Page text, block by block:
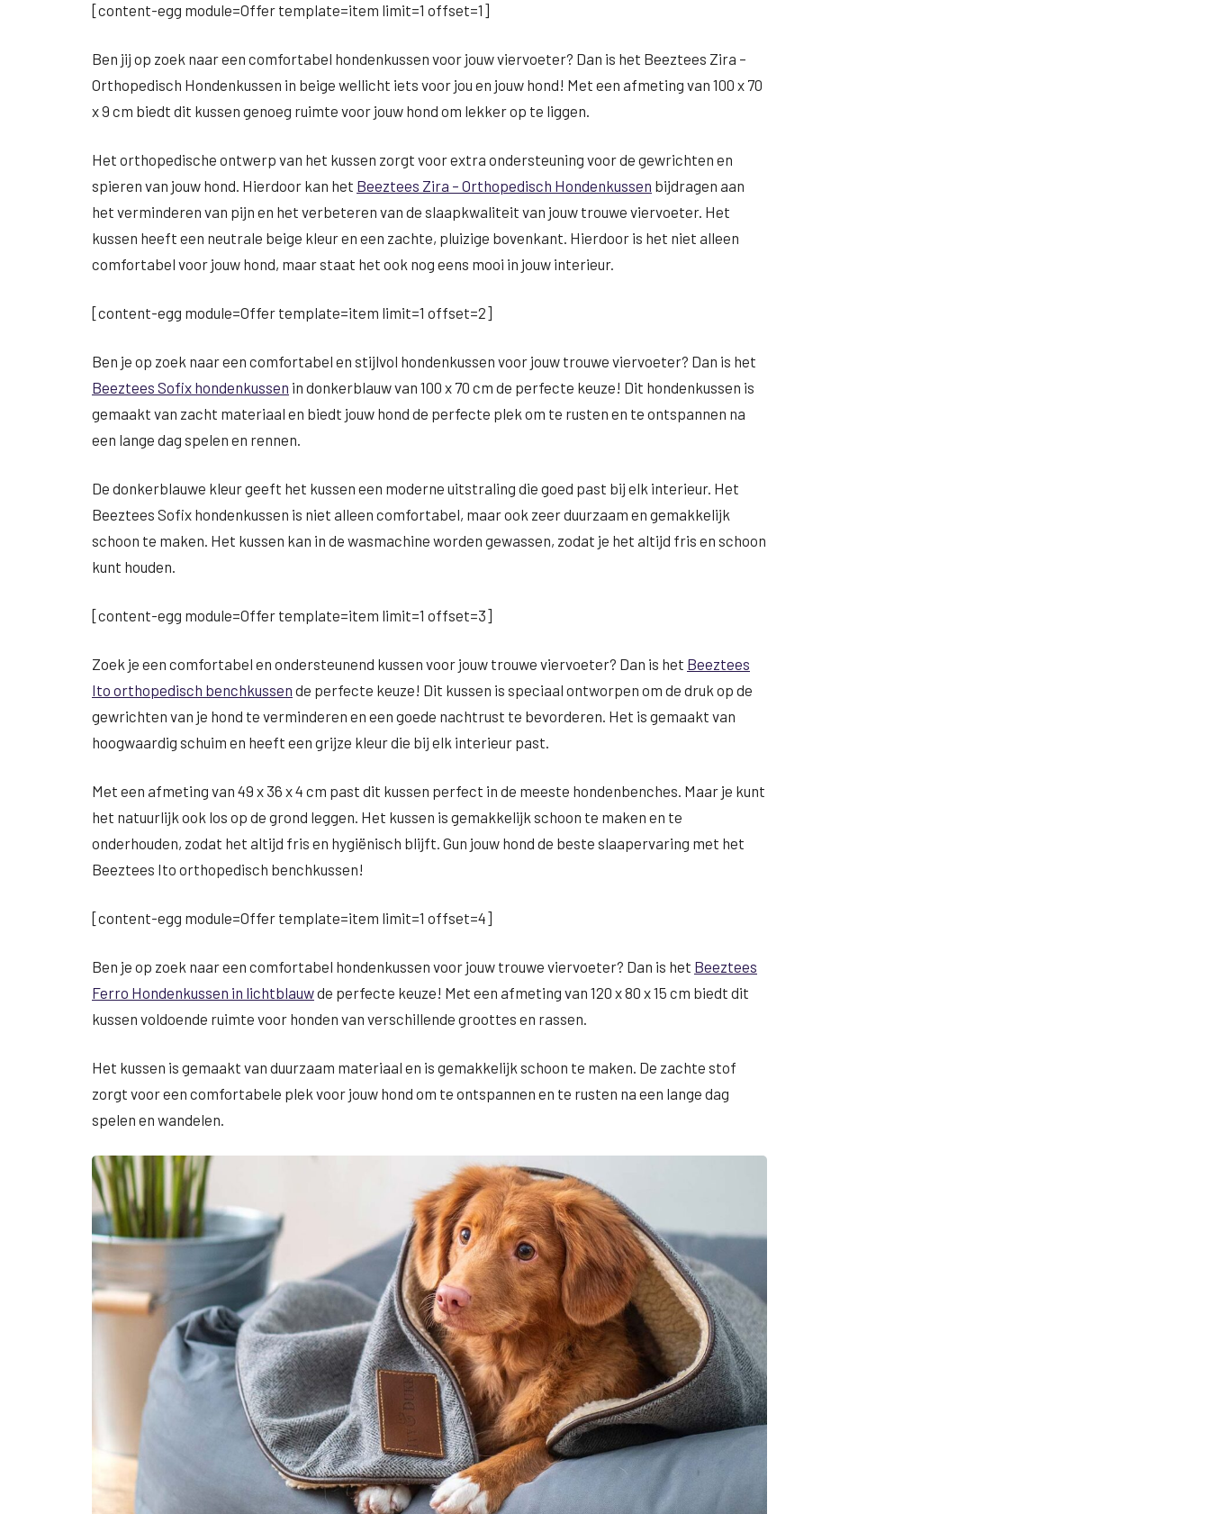
[content-egg module=Offer template=item limit=1 offset=1]
Ben jij op zoek naar een comfortabel hondenkussen voor jouw viervoeter? Dan is het Beeztees Zira –
Orthopedisch Hondenkussen in beige wellicht iets voor jou en jouw hond! Met een afmeting van 100 x 70
x 9 cm biedt dit kussen genoeg ruimte voor jouw hond om lekker op te liggen.
Het orthopedische ontwerp van het kussen zorgt voor extra ondersteuning voor de gewrichten en
spieren van jouw hond. Hierdoor kan het Beeztees Zira – Orthopedisch Hondenkussen bijdragen aan
het verminderen van pijn en het verbeteren van de slaapkwaliteit van jouw trouwe viervoeter. Het
kussen heeft een neutrale beige kleur en een zachte, pluizige bovenkant. Hierdoor is het niet alleen
comfortabel voor jouw hond, maar staat het ook nog eens mooi in jouw interieur.
[content-egg module=Offer template=item limit=1 offset=2]
Ben je op zoek naar een comfortabel en stijlvol hondenkussen voor jouw trouwe viervoeter? Dan is het
Beeztees Sofix hondenkussen in donkerblauw van 100 x 70 cm de perfecte keuze! Dit hondenkussen is
gemaakt van zacht materiaal en biedt jouw hond de perfecte plek om te rusten en te ontspannen na
een lange dag spelen en rennen.
De donkerblauwe kleur geeft het kussen een moderne uitstraling die goed past bij elk interieur. Het
Beeztees Sofix hondenkussen is niet alleen comfortabel, maar ook zeer duurzaam en gemakkelijk
schoon te maken. Het kussen kan in de wasmachine worden gewassen, zodat je het altijd fris en schoon
kunt houden.
[content-egg module=Offer template=item limit=1 offset=3]
Zoek je een comfortabel en ondersteunend kussen voor jouw trouwe viervoeter? Dan is het Beeztees
Ito orthopedisch benchkussen de perfecte keuze! Dit kussen is speciaal ontworpen om de druk op de
gewrichten van je hond te verminderen en een goede nachtrust te bevorderen. Het is gemaakt van
hoogwaardig schuim en heeft een grijze kleur die bij elk interieur past.
Met een afmeting van 49 x 36 x 4 cm past dit kussen perfect in de meeste hondenbenches. Maar je kunt
het natuurlijk ook los op de grond leggen. Het kussen is gemakkelijk schoon te maken en te
onderhouden, zodat het altijd fris en hygiënisch blijft. Gun jouw hond de beste slaapervaring met het
Beeztees Ito orthopedisch benchkussen!
[content-egg module=Offer template=item limit=1 offset=4]
Ben je op zoek naar een comfortabel hondenkussen voor jouw trouwe viervoeter? Dan is het Beeztees
Ferro Hondenkussen in lichtblauwde perfecte keuze! Met een afmeting van 120 x 80 x 15 cm biedt dit
kussen voldoende ruimte voor honden van verschillende groottes en rassen.
Het kussen is gemaakt van duurzaam materiaal en is gemakkelijk schoon te maken. De zachte stof
zorgt voor een comfortabele plek voor jouw hond om te ontspannen en te rusten na een lange dag
spelen en wandelen.